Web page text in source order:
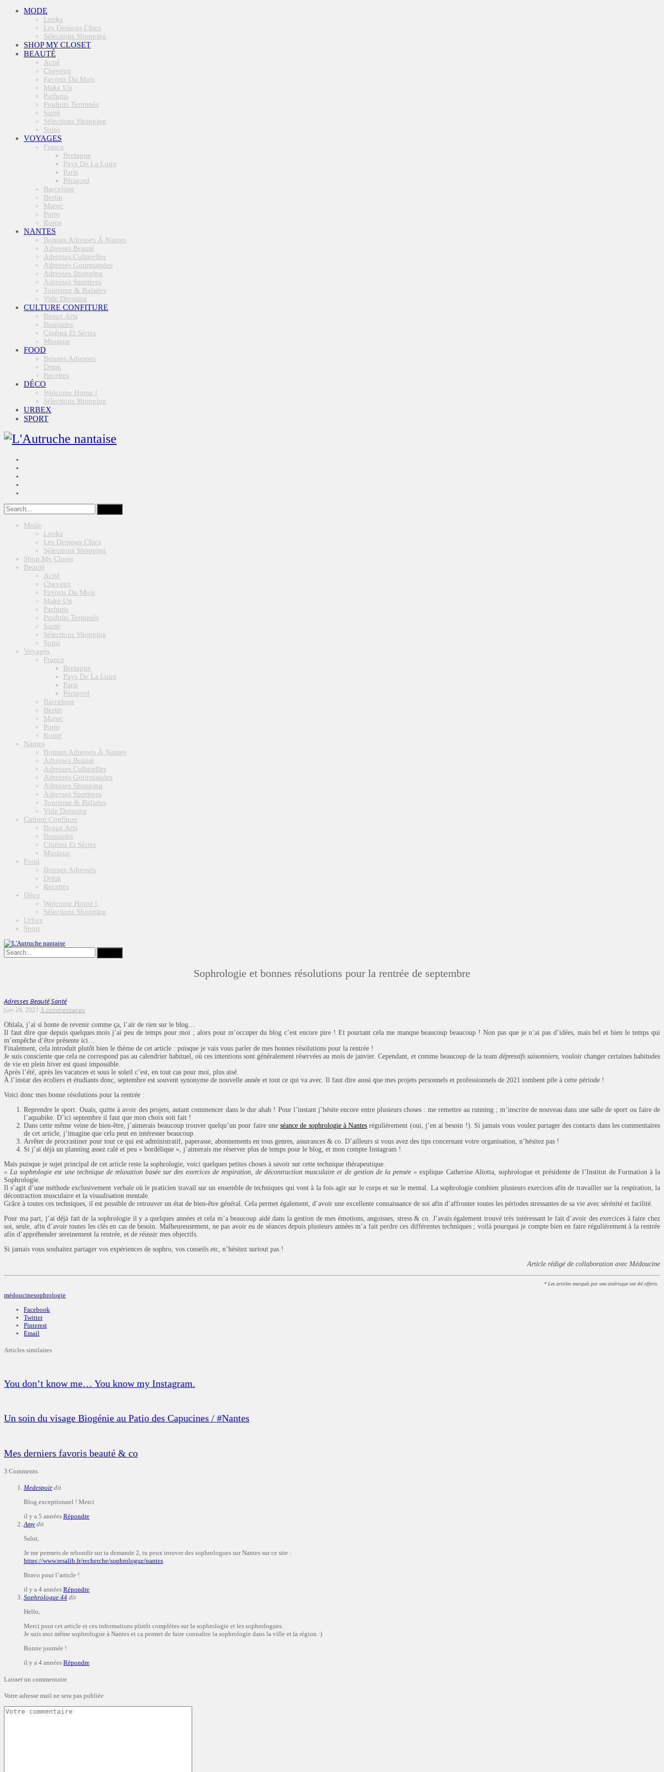
MODE
Looks
Les Dessous Chics
Sélections Shopping
SHOP MY CLOSET
BEAUTÉ
Acné
Cheveux
Favoris Du Mois
Make Up
Parfums
Produits Terminés
Santé
Sélections Shopping
Soins
VOYAGES
France
Bretagne
Pays De La Loire
Paris
Périgord
Barcelone
Berlin
Maroc
Porto
Rome
NANTES
Bonnes Adresses À Nantes
Adresses Beauté
Adresses Culturelles
Adresses Gourmandes
Adresses Shopping
Adresses Sportives
Tourisme & Balades
Vide Dressing
CULTURE CONFITURE
Beaux Arts
Bouquins
Cinéma Et Séries
Musique
FOOD
Bonnes Adresses
Drink
Recettes
DÉCO
Welcome Home !
Sélections Shopping
URBEX
SPORT
Mode
Looks
Les Dessous Chics
Sélections Shopping
Shop My Closet
Beauté
Acné
Cheveux
Favoris Du Mois
Make Up
Parfums
Produits Terminés
Santé
Sélections Shopping
Soins
Voyages
France
Bretagne
Pays De La Loire
Paris
Périgord
Barcelone
Berlin
Maroc
Porto
Rome
Nantes
Bonnes Adresses À Nantes
Adresses Beauté
Adresses Culturelles
Adresses Gourmandes
Adresses Shopping
Adresses Sportives
Tourisme & Balades
Vide Dressing
Culture Confiture
Beaux Arts
Bouquins
Cinéma Et Séries
Musique
Food
Bonnes Adresses
Drink
Recettes
Déco
Welcome Home !
Sélections Shopping
Urbex
Sport
Sophrologie et bonnes résolutions pour la rentrée de septembre
Adresses Beauté,Santé
Juin 28, 2021 3 commentaires
Ohlala, j’ai si honte de revenir comme ça, l’air de rien sur le blog…
Il faut dire que depuis quelques mois j’ai peu de temps pour moi ; alors pour m’occuper du blog c’est encore pire ! Et pourtant cela me manque beaucoup beaucoup ! Non pas que je n’ai pas d’idées, mais bel et bien le temps qui
m’empêche d’être présente ici…
Finalement, cela introduit plutôt bien le thème de cet article : puisque je vais vous parler de mes bonnes résolutions pour la rentrée !
Je suis consciente que cela ne correspond pas au calendrier habituel, où ces intentions sont généralement réservées au mois de janvier. Cependant, et comme beaucoup de la team dépressifs saisonniers, vouloir changer certaines habitudes
de vie en plein hiver est quasi impossible.
Après l’été, après les vacances et sous le soleil c’est, en tout cas pour moi, plus aisé.
À l’instar des écoliers et étudiants donc, septembre est souvent synonyme de nouvelle année et tout ce qui va avec. Il faut dire aussi que mes projets personnels et professionnels de 2021 tombent pile à cette période !
Voici donc mes bonne résolutions pour la rentrée :
Reprendre le sport. Ouais, quitte à avoir des projets, autant commencer dans le dur ahah ! Pour l’instant j’hésite encore entre plusieurs choses : me remettre au running ; m’inscrire de nouveau dans une salle de sport ou faire de
l’aquabike. D’ici septembre il faut que mon choix soit fait !
Dans cette même veine de bien-être, j’aimerais beaucoup trouver quelqu’un pour faire uneséance de sophrologie à Nantes régulièrement (oui, j’en ai besoin !). Si jamais vous voulez partager des contacts dans les commentaires
de cet article, j’imagine que cela peut en intéresser beaucoup.
Arrêter de procrastiner pour tout ce qui est administratif, paperasse, abonnements en tous genres, assurances & co. D’ailleurs si vous avez des tips concernant votre organisation, n’hésitez pas !
Si j’ai déjà un planning assez calé et peu « bordélique », j’aimerais me réserver plus de temps pour le blog, et mon compte Instagram !
Mais puisque je sujet principal de cet article reste la sophrologie, voici quelques petites choses à savoir sur cette technique thérapeutique.
« La sophrologie est une technique de relaxation basée sur des exercices de respiration, de décontraction musculaire et de gestion de la pensée » explique Catherine Aliotta, sophrologue et présidente de l’Institut de Formation à la
Sophrologie.
Il s’agit d’une méthode exclusivement verbale où le praticien travail sur un ensemble de techniques qui vont à la fois agir sur le corps et sur le mental. La sophrologie combien plusieurs exercices afin de travailler sur la respiration, la
décontraction musculaire et la visualisation mentale.
Grâce à toutes ces techniques, il est possible de retrouver un état de bien-être général. Cela permet également, d’avoir une excellente connaissance de soi afin d’affronter toutes les périodes stressantes de sa vie avec sérénité et facilité.
Pour ma part, j’ai déjà fait de la sophrologie il y a quelques années et cela m’a beaucoup aidé dans la gestion de mes émotions, angoisses, stress & co. J’avais également trouvé très intéressant le fait d’avoir des exercices à faire chez
soi, seule, afin d’avoir toutes les clés en cas de besoin. Malheureusement, ne pas avoir eu de séances depuis plusieurs années m’a fait perdre ces différentes techniques ; voilà pourquoi je compte bien en faire régulièrement à la rentrée
afin d’appréhender sereinement la rentrée, et de réussir mes objectifs.
Si jamais vous souhaitez partager vos expériences de sophro, vos conseils etc, n’hésitez surtout pas !
Article rédigé de collaboration avec Médoucine
* Les articles marqués par une astérisque ont été offerts.
médoucinesophrologie
Facebook
Twitter
Pinterest
Email
Articles similaires
You don’t know me… You know my Instagram.
Un soin du visage Biogénie au Patio des Capucines / #Nantes
Mes derniers favoris beauté & co
3 Comments
Medespoir dit
Blog exceptionnel ! Merci
il y a 5 années Répondre
Amy dit
Salut,
Je me permets de rebondir sur ta demande 2, tu peux trouver des sophrologues sur Nantes sur ce site :
https://www.resalib.fr/recherche/sophrologue/nantes
Bravo pour l’article !
il y a 4 années Répondre
Sophrologue 44 dit
Hello,
Merci pour cet article et ces informations plutôt complètes sur la sophrologie et les sophrologues.
Je suis moi même sophrologue à Nantes et ca permet de faire connaître la sophrologie dans la ville et la région :)
Bonne journée !
il y a 4 années Répondre
Laisser un commentaire
Votre adresse mail ne sera pas publiée